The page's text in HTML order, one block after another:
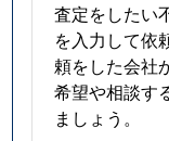
査定をしたい
を入力して依
頼をした会社
希望や相談す
ましょう。